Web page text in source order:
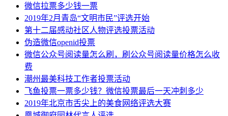
微信拉票多少钱一票
2019年2月青岛“文明市民”评选开始
第十二届感动社区人物评选投票活动
伪造微信openid投票
微信公众号阅读量怎么刷，刷公众号阅读量价格怎么收
费
潮州最美科技工作者投票活动
飞鱼投票一票多少钱？微信投票最后一天冲刺多少
2019年北京市舌尖上的美食网络评选大赛